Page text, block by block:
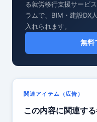
る就労移行支援サービ
ラムで、BIM・建設DX
入れられます。
無料
関連アイテム（広告）
この内容に関連す